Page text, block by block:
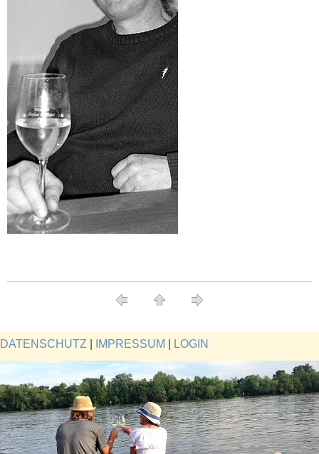
DATENSCHUTZ IMPRESSUM LOGIN